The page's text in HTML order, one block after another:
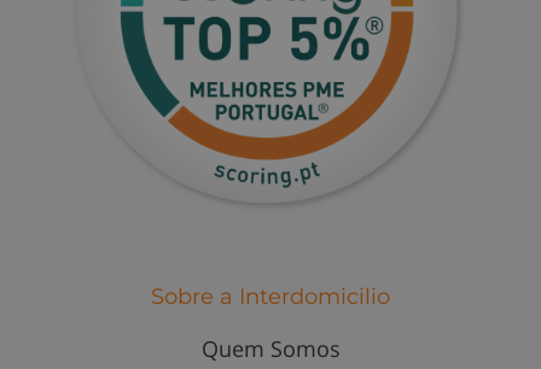
Sobre a Interdomicilio
Quem Somos